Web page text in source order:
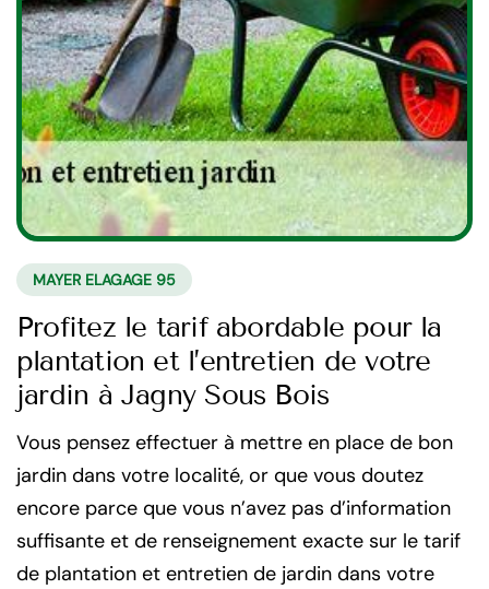
MAYER ELAGAGE 95
Profitez le tarif abordable pour la
plantation et l’entretien de votre
jardin à Jagny Sous Bois
Vous pensez effectuer à mettre en place de bon
jardin dans votre localité, or que vous doutez
encore parce que vous n’avez pas d’information
suffisante et de renseignement exacte sur le tarif
de plantation et entretien de jardin dans votre